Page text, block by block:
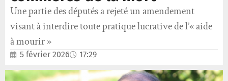
Une partie des députés a rejeté un amendement
visant à interdire toute pratique lucrative de l’« aide
à mourir »
5 février 2026 17:29